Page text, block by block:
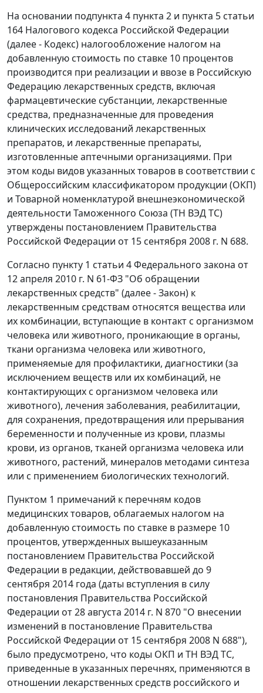
На основании подпункта 4 пункта 2 и пункта 5 статьи
164 Налогового кодекса Российской Федерации
(далее - Кодекс) налогообложение налогом на
добавленную стоимость по ставке 10 процентов
производится при реализации и ввозе в Российскую
Федерацию лекарственных средств, включая
фармацевтические субстанции, лекарственные
средства, предназначенные для проведения
клинических исследований лекарственных
препаратов, и лекарственные препараты,
изготовленные аптечными организациями. При
этом коды видов указанных товаров в соответствии с
Общероссийским классификатором продукции (ОКП)
и Товарной номенклатурой внешнеэкономической
деятельности Таможенного Союза (ТН ВЭД ТС)
утверждены постановлением Правительства
Российской Федерации от 15 сентября 2008 г. N 688.
Согласно пункту 1 статьи 4 Федерального закона от
12 апреля 2010 г. N 61-ФЗ "Об обращении
лекарственных средств" (далее - Закон) к
лекарственным средствам относятся вещества или
их комбинации, вступающие в контакт с организмом
человека или животного, проникающие в органы,
ткани организма человека или животного,
применяемые для профилактики, диагностики (за
исключением веществ или их комбинаций, не
контактирующих с организмом человека или
животного), лечения заболевания, реабилитации,
для сохранения, предотвращения или прерывания
беременности и полученные из крови, плазмы
крови, из органов, тканей организма человека или
животного, растений, минералов методами синтеза
или с применением биологических технологий.
Пунктом 1 примечаний к перечням кодов
медицинских товаров, облагаемых налогом на
добавленную стоимость по ставке в размере 10
процентов, утвержденных вышеуказанным
постановлением Правительства Российской
Федерации в редакции, действовавшей до 9
сентября 2014 года (даты вступления в силу
постановления Правительства Российской
Федерации от 28 августа 2014 г. N 870 "О внесении
изменений в постановление Правительства
Российской Федерации от 15 сентября 2008 N 688"),
было предусмотрено, что коды ОКП и ТН ВЭД ТС,
приведенные в указанных перечнях, применяются в
отношении лекарственных средств российского и